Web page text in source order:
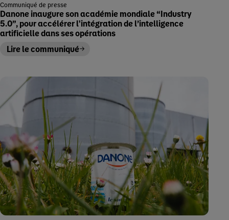
Communiqué de presse
Danone inaugure son académie mondiale “Industry
5.0”, pour accélérer l'intégration de l’intelligence
artificielle dans ses opérations
Lire le communiqué